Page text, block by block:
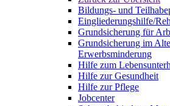
Bildungs- und
Eingliederungshilfe/
Grundsicherung für
Grundsicherung im
Erwerbsminderung
Hilfe zum
Hilfe zur Gesundheit
Hilfe zur Pflege
Jobcenter